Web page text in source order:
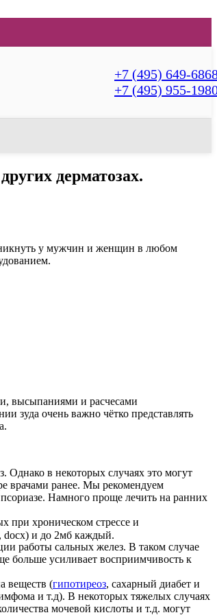
docx) и до 2мб каждый.
+7 (495) 649-
+7 (495) 955-
дерматозах.
у мужчин и женщин в любом
высыпаниями и расчесами
зуда очень важно чётко представлять
Однако в некоторых случаях это могут
врачами ранее. Мы рекомендуем
Намного проще лечить на ранних
при хроническом стрессе и
работы сальных желез. В таком случае
больше усиливает восприимчивость к
веществ (гипотиреоз, сахарный диабет и
и т.д). В некоторых тяжелых случаях
мочевой кислоты и т.д. могут